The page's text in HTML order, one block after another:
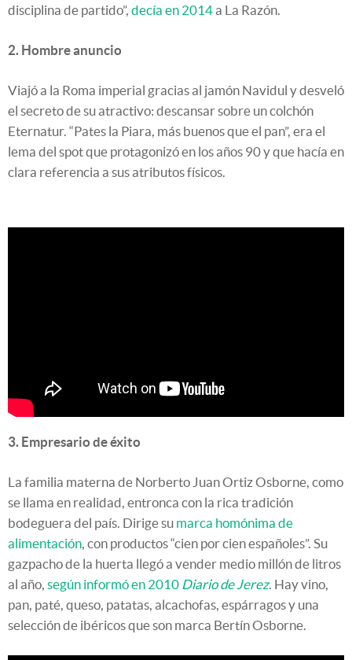
disciplina de partido”, decía en 2014a La Razón.
2. Hombre anuncio
Viajó a la Roma imperial gracias al jamón Navidul y desveló
el secreto de su atractivo: descansar sobre un colchón
Eternatur. “Pates la Piara, más buenos que el pan”, era el
lema del spot que protagonizó en los años 90 y que hacía en
clara referencia a sus atributos físicos.
3. Empresario de éxito
La familia materna de Norberto Juan Ortiz Osborne, como
se llama en realidad, entronca con la rica tradición
bodeguera del país. Dirige su marca homónima de
alimentación, con productos “cien por cien españoles”. Su
gazpacho de la huerta llegó a vender medio millón de litros
al año, según informó en 2010 Diario de Jerez. Hay vino,
pan, paté, queso, patatas, alcachofas, espárragos y una
selección de ibéricos que son marca Bertín Osborne.